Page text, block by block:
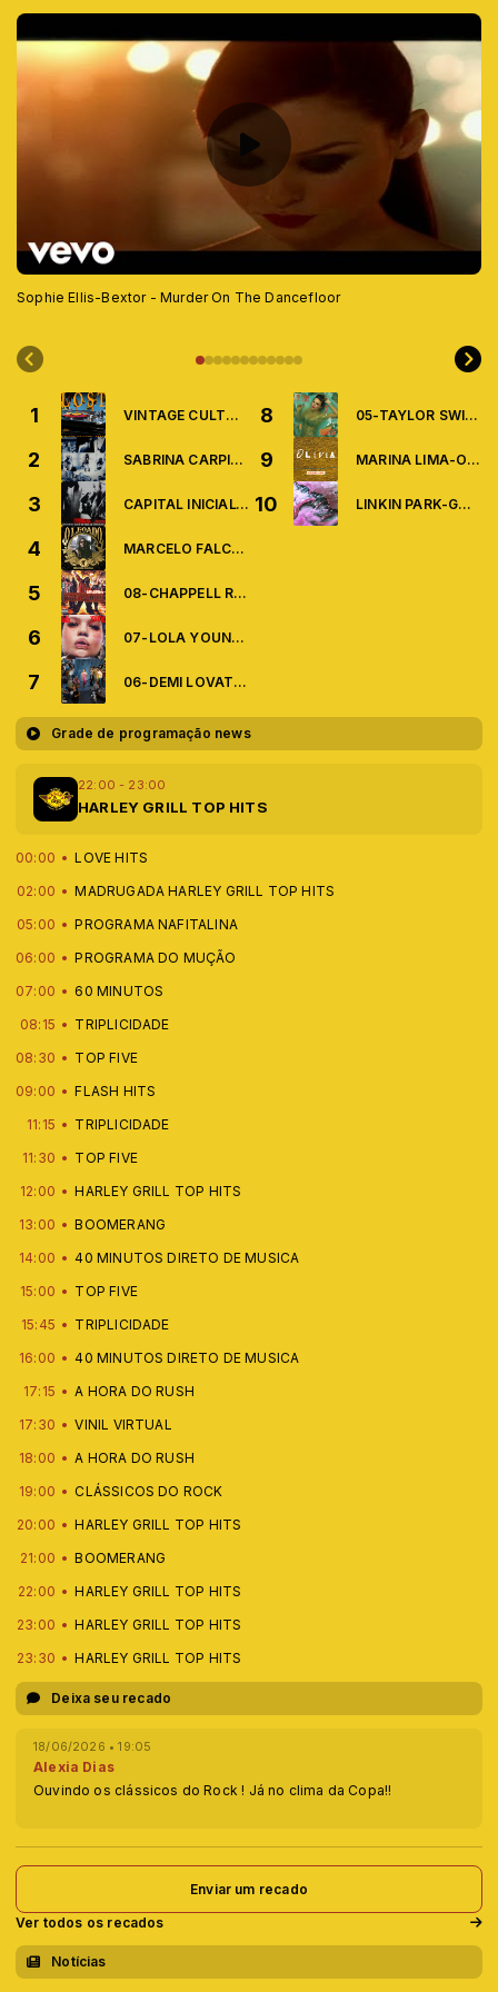
Sophie Ellis-Bextor - Murder On The Dancefloor
1 VINTAGE CULTURE AND GABSS-LOST(REMIX)
2 SABRINA CARPINTER-MANCHILD(REMIX)
3 CAPITAL INICIAL-VOCÊ ME AMA DE VERDADE
4 MARCELO FALCÃO PART. CHORÃO-O LEGADO
5 08-CHAPPELL ROAN-GOOD LOOK,BABY
6 07-LOLA YOUNG-MESSY
7 06-DEMI LOVATO-LET YOU GO
8 05-TAYLOR SWIFT-THE FATE OF OPHELIA
9 MARINA LIMA-OLIVIA
10 LINKIN PARK-GOOD THINGS GO
Grade de programação news
22:00 - 23:00
HARLEY GRILL TOP HITS
00:00
LOVE HITS
02:00
MADRUGADA HARLEY GRILL TOP HITS
05:00
PROGRAMA NAFITALINA
06:00
PROGRAMA DO MUÇÃO
07:00
60 MINUTOS
08:15
TRIPLICIDADE
08:30
TOP FIVE
09:00
FLASH HITS
11:15
TRIPLICIDADE
11:30
TOP FIVE
12:00
HARLEY GRILL TOP HITS
13:00
BOOMERANG
14:00
40 MINUTOS DIRETO DE MUSICA
15:00
TOP FIVE
15:45
TRIPLICIDADE
16:00
40 MINUTOS DIRETO DE MUSICA
17:15
A HORA DO RUSH
17:30
VINIL VIRTUAL
18:00
A HORA DO RUSH
19:00
CLÁSSICOS DO ROCK
20:00
HARLEY GRILL TOP HITS
21:00
BOOMERANG
22:00
HARLEY GRILL TOP HITS
23:00
HARLEY GRILL TOP HITS
23:30
HARLEY GRILL TOP HITS
Deixa seu recado
Alexia Dias
18/06/2026 • 19:05
Ouvindo os clássicos do Rock ! Já no clima da Copa!!
Enviar um recado
Ver todos os recados
Notícias